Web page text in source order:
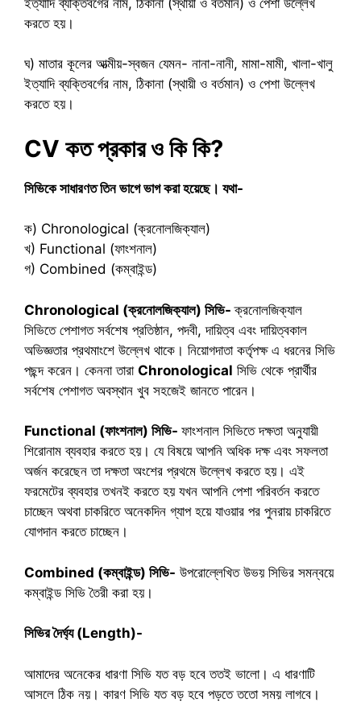
করতে হয়।
ঘ) মাতার কূলের আত্মীয়-স্বজন যেমন- নানা-নানী, মামা-মামী, খালা-খালু
ইত্যাদি ব্যক্তিবর্গের নাম, ঠিকানা (স্থায়ী ও বর্তমান) ও পেশা উল্লেখ
করতে হয়।
CV কত প্রকার ও কি কি?
সিভিকে সাধারণত তিন ভাগে ভাগ করা হয়েছে। যথা-
ক) Chronological (ক্রনোলজিক্যাল)
খ) Functional (ফাংশনাল)
গ) Combined (কম্বাইন্ড)
Chronological (ক্রনোলজিক্যাল) সিভি-ক্রনোলজিক্যাল
সিভিতে পেশাগত সর্বশেষ প্রতিষ্ঠান, পদবী, দায়িত্ব এবং দায়িত্বকাল
অভিজ্ঞতার প্রথমাংশে উল্লেখ থাকে। নিয়োগদাতা কর্তৃপক্ষ এ ধরনের সিভি
পছন্দ করেন। কেননা তারা Chronological সিভি থেকে প্রার্থীর
সর্বশেষ পেশাগত অবস্থান খুব সহজেই জানতে পারেন।
Functional (ফাংশনাল) সিভি- ফাংশনাল সিভিতে দক্ষতা অনুযায়ী
শিরোনাম ব্যবহার করতে হয়। যে বিষয়ে আপনি অধিক দক্ষ এবং সফলতা
অর্জন করেছেন তা দক্ষতা অংশের প্রথমে উল্লেখ করতে হয়। এই
ফরমেটের ব্যবহার তখনই করতে হয় যখন আপনি পেশা পরিবর্তন করতে
চাচ্ছেন অথবা চাকরিতে অনেকদিন গ্যাপ হয়ে যাওয়ার পর পুনরায় চাকরিতে
যোগদান করতে চাচ্ছেন।
Combined (কম্বাইন্ড) সিভি- উপরোল্লেখিত উভয় সিভির সমন্বয়ে
কম্বাইন্ড সিভি তৈরী করা হয়।
সিভির দৈর্ঘ্য (Length)-
আমাদের অনেকের ধারণা সিভি যত বড় হবে ততই ভালো। এ ধারণাটি
আসলে ঠিক নয়। কারণ সিভি যত বড় হবে পড়তে ততো সময় লাগবে।